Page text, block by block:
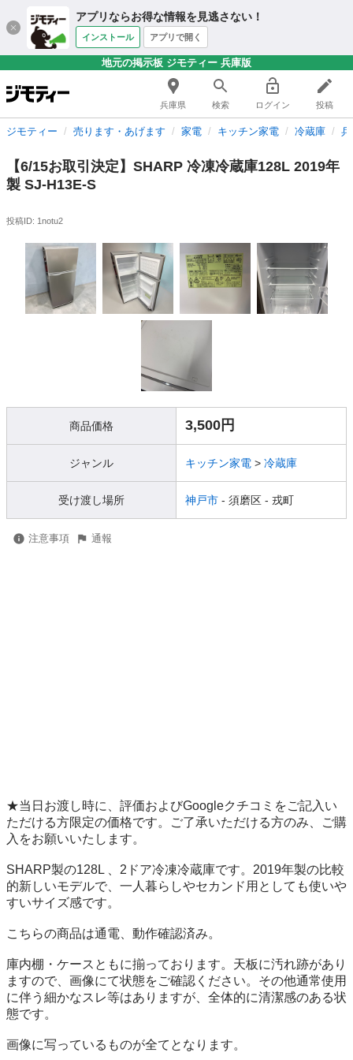
アプリならお得な情報を見逃さない！
インストール アプリで開く
地元の掲示板 ジモティー 兵庫版
兵庫県 検索 ログイン 投稿
ジモティー 売ります・あげます 家電 キッチン家電 冷蔵庫
【6/15お取引決定】SHARP 冷凍冷蔵庫128L 2019年
製 SJ-H13E-S
投稿ID: 1notu2
商品価格 3,500円
ジャンル キッチン家電 > 冷蔵庫
受け渡し場所 神戸市 - 須磨区 - 戎町
注意事項 通報
★当日お渡し時に、評価およびGoogleクチコミをご記入い
ただける方限定の価格です。ご了承いただける方のみ、ご購
入をお願いいたします。
SHARP製の128L 、2ドア冷凍冷蔵庫です。2019年製の比較
的新しいモデルで、一人暮らしやセカンド用としても使いや
すいサイズ感です。
こちらの商品は通電、動作確認済み。
庫内棚・ケースともに揃っております。天板に汚れ跡があり
ますので、画像にて状態をご確認ください。その他通常使用
に伴う細かなスレ等はありますが、全体的に清潔感のある状
態です。
画像に写っているものが全てとなります。